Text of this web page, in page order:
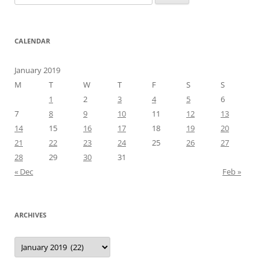
for:
CALENDAR
January 2019
M
T W T F S
S
1
2 3 4 5
6
7
8 9 10 11 12
13
14
15 16 17 18 19
20
21
22 23 24 25 26
27
28
29 30
31
« Dec
Feb »
ARCHIVES
Archives